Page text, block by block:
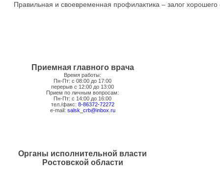
Правильная и своевременная профилактика – залог хорошего
Приемная главного врача
Время работы:
Пн-Пт: с 08:00 до 17:00
перерыв с 12:00 до 13:00
Прием по личным вопросам:
Пн-Пт: с 14:00 до 16:00
тел./факс: 8-86372-72272
e-mail: salsk_crb@inbox.ru
Органы исполнительной власти
Ростовской области